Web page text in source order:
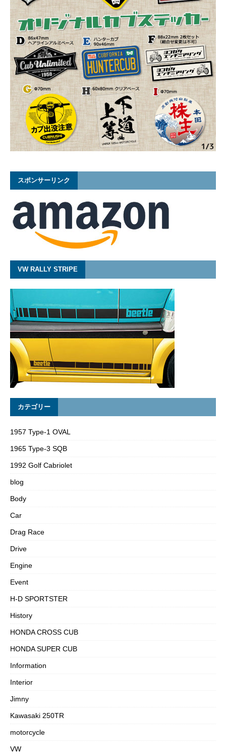
スポンサーリンク
VW RALLY STRIPE
カテゴリー
1957 Type-1 OVAL
1965 Type-3 SQB
1992 Golf Cabriolet
blog
Body
Car
Drag Race
Drive
Engine
Event
H-D SPORTSTER
History
HONDA CROSS CUB
HONDA SUPER CUB
Information
Interior
Jimny
Kawasaki 250TR
motorcycle
VW